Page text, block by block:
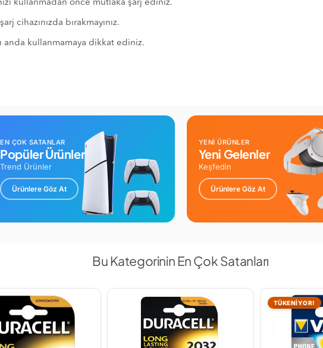
kullanmadan önce mutlaka şarj ediniz.
cihazınızda bırakmayınız.
anda kullanmamaya dikkat ediniz.
EN ÇOK SATANLAR
Popüler Ürünler
Trend Ürünler
Ürünlere Göz At
YENİ ÜRÜNLER
Yeni Gelenler
Keşfedin
Ürünlere Göz At
Bu Kategorinin En Çok Satanları
TÜKENİYOR!